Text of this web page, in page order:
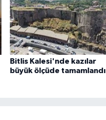
Bitlis Kalesi'nde kazılar
büyük ölçüde tamamlandı